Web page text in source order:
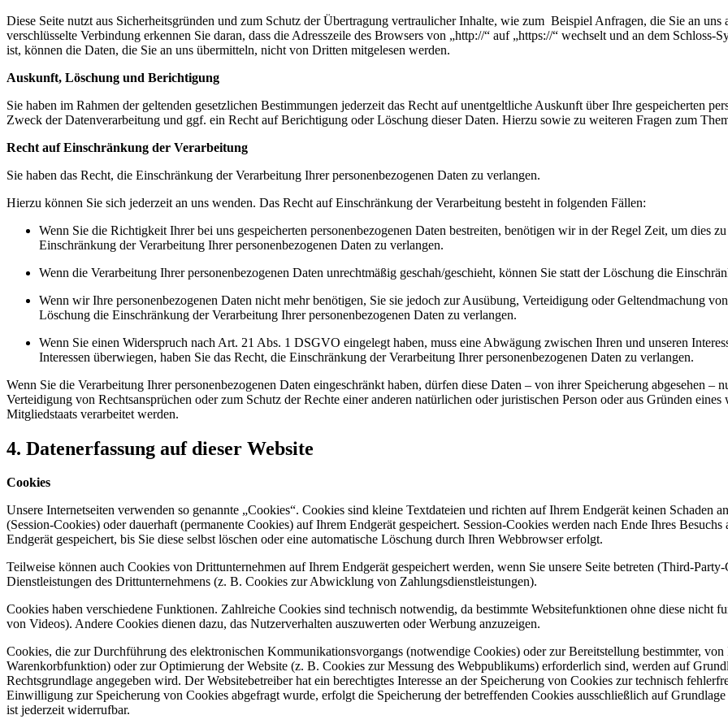
Diese Seite nutzt aus Sicherheitsgründen und zum Schutz der Übertragung vertraulicher Inhalte, wie zum Beispiel Anfragen, die Sie an uns
verschlüsselte Verbindung erkennen Sie daran, dass die Adresszeile des Browsers von „http://“ auf „https://“ wechselt und an dem
ist, können die Daten, die Sie an uns übermitteln, nicht von Dritten mitgelesen werden.
Auskunft, Löschung und Berichtigung
Sie haben im Rahmen der geltenden gesetzlichen Bestimmungen jederzeit das Recht auf unentgeltliche Auskunft über Ihre gespeicherten
Zweck der Datenverarbeitung und ggf. ein Recht auf Berichtigung oder Löschung dieser Daten. Hierzu sowie zu weiteren Fragen zum
Recht auf Einschränkung der Verarbeitung
Sie haben das Recht, die Einschränkung der Verarbeitung Ihrer personenbezogenen Daten zu verlangen.
Hierzu können Sie sich jederzeit an uns wenden. Das Recht auf Einschränkung der Verarbeitung besteht in folgenden Fällen:
Wenn Sie die Richtigkeit Ihrer bei uns gespeicherten personenbezogenen Daten bestreiten, benötigen wir in der Regel Zeit, um dies
Einschränkung der Verarbeitung Ihrer personenbezogenen Daten zu verlangen.
Wenn die Verarbeitung Ihrer personenbezogenen Daten unrechtmäßig geschah/geschieht, können Sie statt der Löschung die
Wenn wir Ihre personenbezogenen Daten nicht mehr benötigen, Sie sie jedoch zur Ausübung, Verteidigung oder Geltendmachung
Löschung die Einschränkung der Verarbeitung Ihrer personenbezogenen Daten zu verlangen.
Wenn Sie einen Widerspruch nach Art. 21 Abs. 1 DSGVO eingelegt haben, muss eine Abwägung zwischen Ihren und unseren
Interessen überwiegen, haben Sie das Recht, die Einschränkung der Verarbeitung Ihrer personenbezogenen Daten zu verlangen.
Wenn Sie die Verarbeitung Ihrer personenbezogenen Daten eingeschränkt haben, dürfen diese Daten – von ihrer Speicherung abgesehen
Verteidigung von Rechtsansprüchen oder zum Schutz der Rechte einer anderen natürlichen oder juristischen Person oder aus Gründen
Mitgliedstaats verarbeitet werden.
4. Datenerfassung auf dieser Website
Cookies
Unsere Internetseiten verwenden so genannte „Cookies“. Cookies sind kleine Textdateien und richten auf Ihrem Endgerät keinen Schaden
(Session-Cookies) oder dauerhaft (permanente Cookies) auf Ihrem Endgerät gespeichert. Session-Cookies werden nach Ende Ihres
Endgerät gespeichert, bis Sie diese selbst löschen oder eine automatische Löschung durch Ihren Webbrowser erfolgt.
Teilweise können auch Cookies von Drittunternehmen auf Ihrem Endgerät gespeichert werden, wenn Sie unsere Seite betreten (Third-
Dienstleistungen des Drittunternehmens (z. B. Cookies zur Abwicklung von Zahlungsdienstleistungen).
Cookies haben verschiedene Funktionen. Zahlreiche Cookies sind technisch notwendig, da bestimmte Websitefunktionen ohne diese
von Videos). Andere Cookies dienen dazu, das Nutzerverhalten auszuwerten oder Werbung anzuzeigen.
Cookies, die zur Durchführung des elektronischen Kommunikationsvorgangs (notwendige Cookies) oder zur Bereitstellung bestimmter,
Warenkorbfunktion) oder zur Optimierung der Website (z. B. Cookies zur Messung des Webpublikums) erforderlich sind, werden auf
Rechtsgrundlage angegeben wird. Der Websitebetreiber hat ein berechtigtes Interesse an der Speicherung von Cookies zur technisch
Einwilligung zur Speicherung von Cookies abgefragt wurde, erfolgt die Speicherung der betreffenden Cookies ausschließlich auf
ist jederzeit widerrufbar.